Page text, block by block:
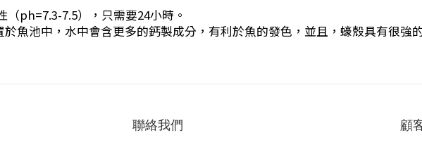
ph=7.3-7.5），只需要24小時。
魚池中，水中會含更多的鈣製成分，有利於魚的發色，並且，蠔殼具有很強
聯絡我們 顧